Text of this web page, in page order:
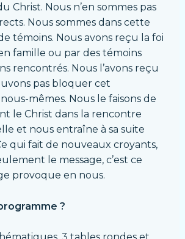
Christ. Nous n’en sommes pas
Nous sommes dans cette
témoins. Nous avons reçu la foi
famille ou par des témoins
rencontrés. Nous l’avons reçu
pas bloquer cet
mêmes. Nous le faisons de
le Christ dans la rencontre
et nous entraîne à sa suite
qui fait de nouveaux croyants,
le message, c’est ce
provoque en nous.
?